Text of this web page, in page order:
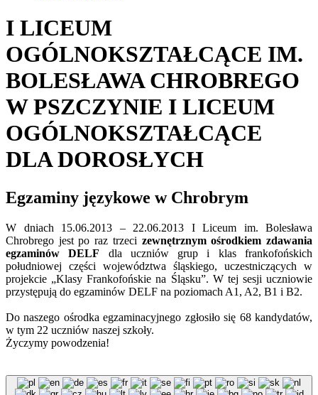
I LICEUM
OGÓLNOKSZTAŁCĄCE IM.
BOLESŁAWA CHROBREGO
W PSZCZYNIE I LICEUM
OGÓLNOKSZTAŁCĄCE
DLA DOROSŁYCH
Egzaminy językowe w Chrobrym
W dniach 15.06.2013 – 22.06.2013 I Liceum im. Bolesława
Chrobrego jest po raz trzeci zewnętrznym ośrodkiem zdawania
egzaminów DELF dla uczniów grup i klas frankofońskich
południowej części województwa śląskiego, uczestniczących w
projekcie „Klasy Frankofońskie na Śląsku”. W tej sesji uczniowie
przystępują do egzaminów DELF na poziomach A1, A2, B1 i B2.
Do naszego ośrodka egzaminacyjnego zgłosiło się 68 kandydatów,
w tym 22 uczniów naszej szkoły.
Życzymy powodzenia!